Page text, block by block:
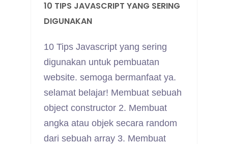
10 TIPS JAVASCRIPT YANG SERING
DIGUNAKAN
10 Tips Javascript yang sering
digunakan untuk pembuatan
website. semoga bermanfaat ya.
selamat belajar! Membuat sebuah
object constructor 2. Membuat
angka atau objek secara random
dari sebuah array 3. Membuat